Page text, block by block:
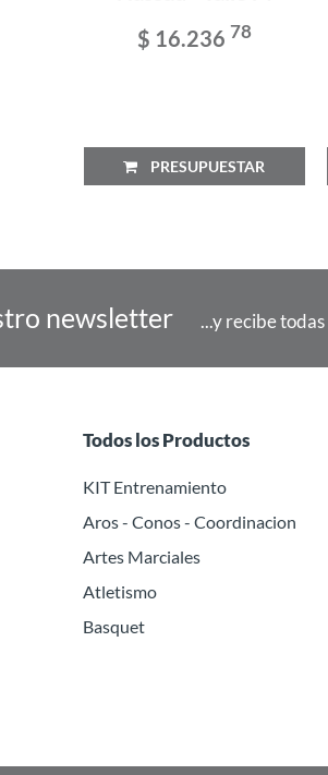
$ 16.236 78
PRESUPUESTAR
newsletter ...y recibe todas
Todos los Productos
KIT Entrenamiento
Aros - Conos - Coordinacion
Artes Marciales
Atletismo
Basquet